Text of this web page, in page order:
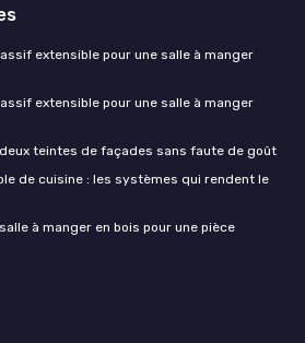
extensible pour une salle à manger
extensible pour une salle à manger
teintes de façades sans faute de goût
de cuisine : les systèmes qui rendent le
à manger en bois pour une pièce